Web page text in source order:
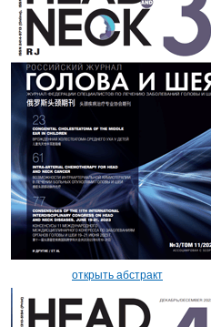
открыть абстракт